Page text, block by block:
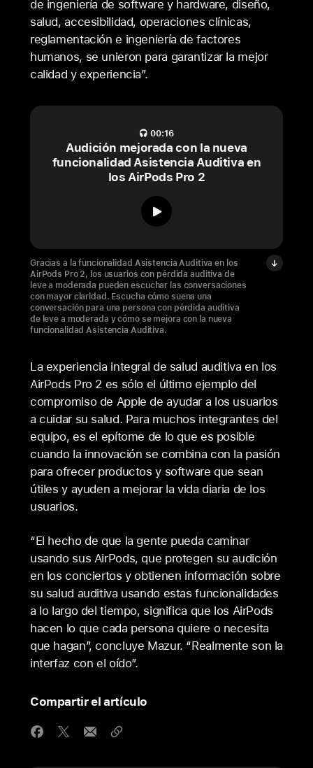
de ingeniería de software y hardware, diseño,
salud, accesibilidad, operaciones clínicas,
reglamentación e ingeniería de factores
humanos, se unieron para garantizar la mejor
calidad y experiencia”.
00:16
Audición mejorada con la nueva
funcionalidad Asistencia Auditiva en
los AirPods Pro 2
reproducir
audio
-
Audición
mejorada
la
nueva
funcionalidad
Asistencia
Auditiva
en
los
Gracias a la funcionalidad Asistencia Auditiva en los
AirPods Pro 2, los usuarios con pérdida auditiva de
leve a moderada pueden escuchar las conversaciones
con mayor claridad. Escucha cómo suena una
conversación para una persona con pérdida auditiva
de leve a moderada y cómo se mejora con la nueva
funcionalidad Asistencia Auditiva.
La experiencia integral de salud auditiva en los
AirPods Pro 2 es sólo el último ejemplo del
compromiso de Apple de ayudar a los usuarios
a cuidar su salud. Para muchos integrantes del
equipo, es el epítome de lo que es posible
cuando la innovación se combina con la pasión
para ofrecer productos y software que sean
útiles y ayuden a mejorar la vida diaria de los
usuarios.
“El hecho de que la gente pueda caminar
usando sus AirPods, que protegen su audición
en los conciertos y obtienen información sobre
su salud auditiva usando estas funcionalidades
a lo largo del tiempo, significa que los AirPods
hacen lo que cada persona quiere o necesita
que hagan”, concluye Mazur. “Realmente son la
interfaz con el oído”.
Compartir el artículo